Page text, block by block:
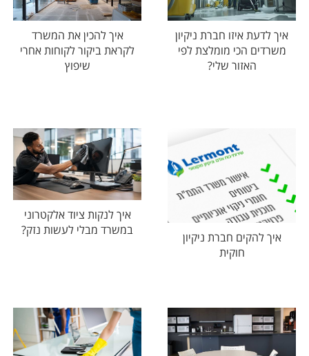
איך לדעת איזו חברת ניקיון
משרדים הכי מומלצת לפי
האזור שלי?
איך להכין את המשרד
לקראת ביקור לקוחות אחרי
שיפוץ
איך להקים חברת ניקיון
חוקית
איך לנקות ציוד אלקטרוני
במשרד מבלי לעשות נזק?